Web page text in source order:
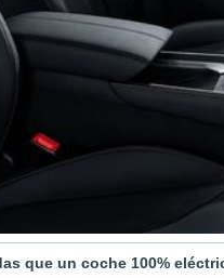
que un coche 100%